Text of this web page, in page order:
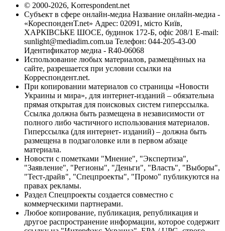
© 2000-2026, Korrespondent.net
Субъект в сфере онлайн-медиа Название онлайн-медиа -
«КореспонденТ.net» Адрес: 02091, місто Київ,
ХАРКІВСЬКЕ ШОСЕ, будинок 172-Б, офіс 208/1 E-mail:
sunlight@mediadim.com.ua Телефон: 044-205-43-00
Идентификатор медиа - R40-06068
Использование любых материалов, размещённых на
сайте, разрешается при условии ссылки на
Корреспондент.net.
При копировании материалов со страницы «Новости
Украины и мира», для интернет-изданий – обязательна
прямая открытая для поисковых систем гиперссылка.
Ссылка должна быть размещена в независимости от
полного либо частичного использования материалов.
Гиперссылка (для интернет- изданий) – должна быть
размещена в подзаголовке или в первом абзаце
материала.
Новости с пометками "Мнение", "Экспертиза",
"Заявление", "Регионы", "Деньги", "Власть", "Выборы",
"Тест-драйв", "Спецпроекты", "Промо" публикуются на
правах рекламы.
Раздел Спецпроекты создается совместно с
коммерческими партнерами.
Любое копирование, публикация, републикация и
другое распространение информации, которое содержит